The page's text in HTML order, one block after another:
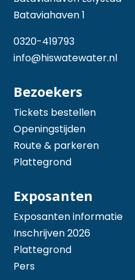
Bataviahaven 1
0320-419793
info@hiswatewater.nl
Bezoekers
Tickets bestellen
Openingstijden
Route & parkeren
Plattegrond
Exposanten
Exposanten informatie
Inschrijven 2026
Plattegrond
Pers